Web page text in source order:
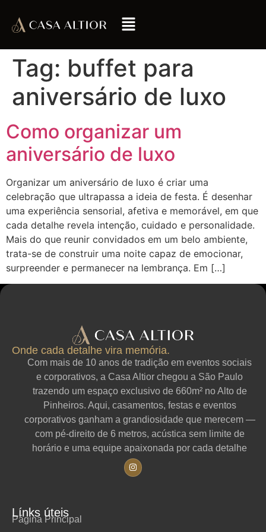
Tag: buffet para
aniversário de luxo
Como organizar um
aniversário de luxo
Organizar um aniversário de luxo é criar uma
celebração que ultrapassa a ideia de festa. É desenhar
uma experiência sensorial, afetiva e memorável, em que
cada detalhe revela intenção, cuidado e personalidade.
Mais do que reunir convidados em um belo ambiente,
trata-se de construir uma noite capaz de emocionar,
surpreender e permanecer na lembrança. Em […]
Onde cada detalhe vira memória.
Com mais de 10 anos de tradição em eventos sociais
e corporativos, a Casa Altior chegou a São Paulo
trazendo um espaço exclusivo de 660m² no Alto de
Pinheiros. Aqui, casamentos, festas e eventos
corporativos ganham a grandiosidade que merecem —
com pé-direito de 6 metros, acústica sem limite de
horário e uma equipe apaixonada por cada detalhe
Línks úteis
Página Principal